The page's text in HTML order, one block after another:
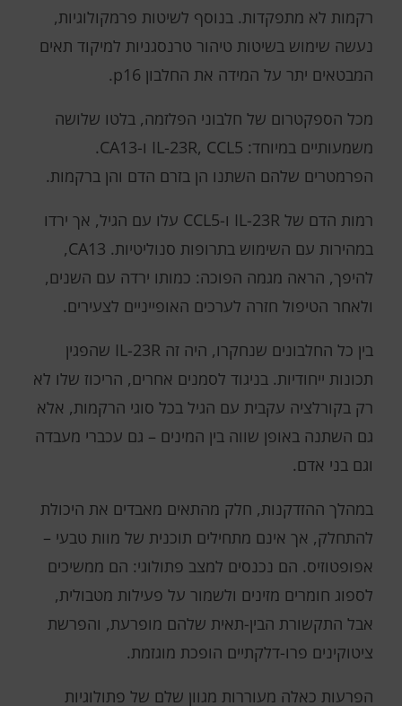
רקמות לא מתפקדות. בנוסף לשיטות פרמקולוגיות,
נעשה שימוש בשיטות טיהור טרנסגניות למיקוד תאים
המבטאים יתר על המידה את החלבון p16.
מכל הספקטרום של חלבוני הפלזמה, בלטו שלושה
משמעותיים במיוחד: IL-23R, CCL5 ו-CA13.
הפרמטרים שלהם השתנו הן בזרם הדם והן ברקמות.
רמות הדם של IL-23R ו-CCL5 עלו עם הגיל, אך ירדו
במהירות עם השימוש בתרופות סנוליטיות. CA13,
להיפך, הראה מגמה הפוכה: כמותו ירדה עם השנים,
ולאחר הטיפול חזרה לערכים האופייניים לצעירים.
בין כל החלבונים שנחקרו, היה זה IL-23R שהפגין
תכונות ייחודיות. בניגוד לסמנים אחרים, הריכוז שלו לא
רק בקורלציה עקבית עם הגיל בכל סוגי הרקמות, אלא
גם השתנה באופן שווה בין המינים – גם עכברי מעבדה
וגם בני אדם.
במהלך ההזדקנות, חלק מהתאים מאבדים את היכולת
להתחלק, אך אינם מתחילים תוכנית של מוות טבעי –
אפופטוזיס. הם נכנסים למצב פתולוגי: הם ממשיכים
לספוג חומרים מזינים ולשמור על פעילות מטבולית,
אבל התקשורת הבין-תאית שלהם מופרעת, והפרשת
ציטוקינים פרו-דלקתיים הופכת מוגזמת.
הפרעות כאלה מעוררות מגוון שלם של פתולוגיות